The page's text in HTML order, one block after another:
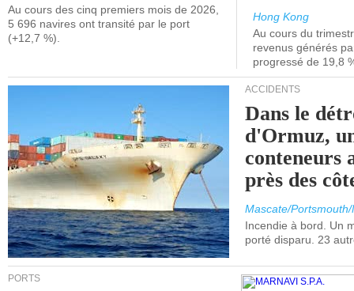
Au cours des cinq premiers mois de 2026,
5 696 navires ont transité par le port
(+12,7 %).
Hong Kong
Au cours du
revenus générés
progressé de 19,8
ACCIDENTS
Dans le
d'Ormuz,
conteneurs
près des
Mascate/
Incendie à bord. Un
porté disparu. 23
PORTS